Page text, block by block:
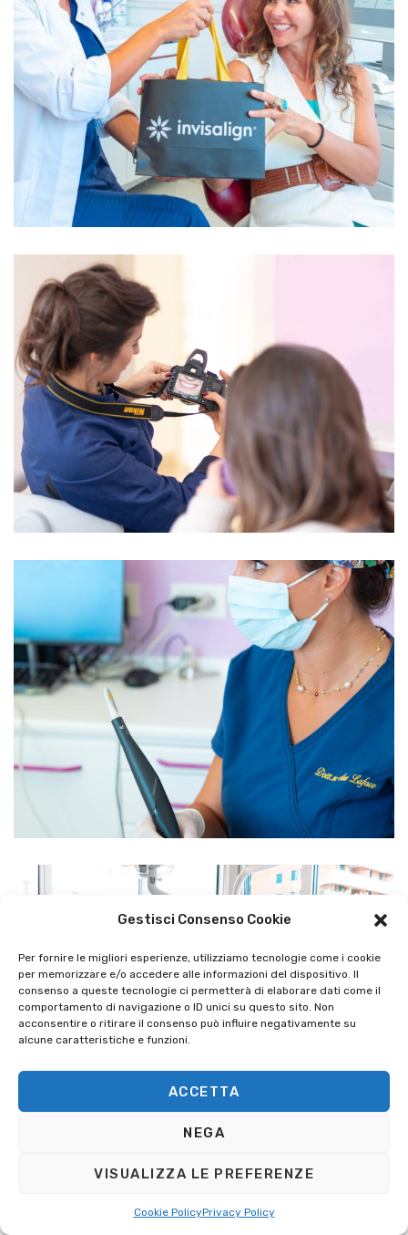
Gestisci Consenso Cookie
Per fornire le migliori esperienze, utilizziamo tecnologie come i cookie
per memorizzare e/o accedere alle informazioni del dispositivo. Il
consenso a queste tecnologie ci permetterà di elaborare dati come il
comportamento di navigazione o ID unici su questo sito. Non
acconsentire o ritirare il consenso può influire negativamente su
alcune caratteristiche e funzioni.
ACCETTA
NEGA
VISUALIZZA LE PREFERENZE
Cookie PolicyPrivacy Policy